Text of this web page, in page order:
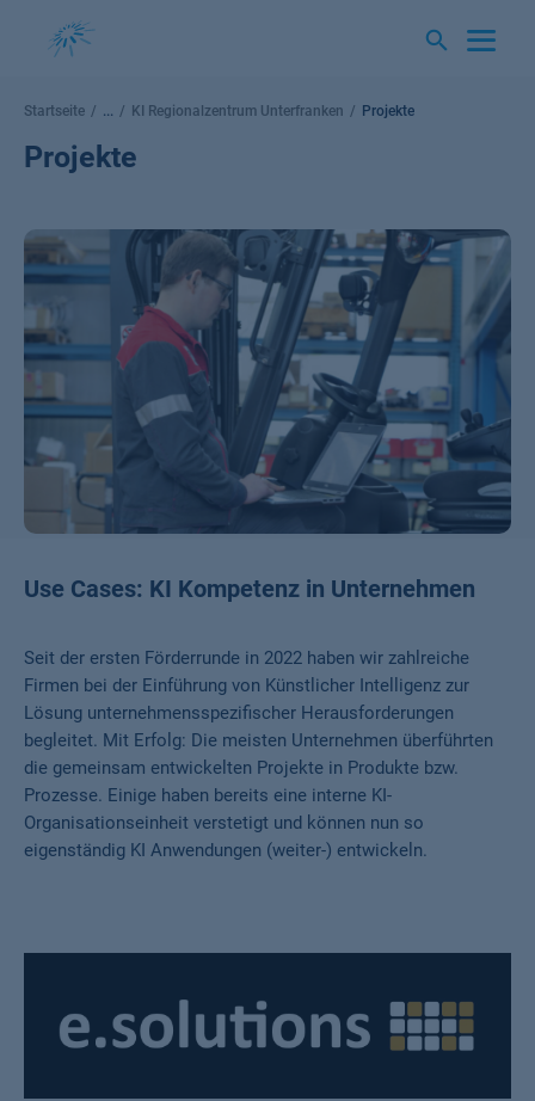
Startseite ... KI Regionalzentrum Unterfranken Projekte
Projekte
Use Cases: KI Kompetenz in Unternehmen
Seit der ersten Förderrunde in 2022 haben wir zahlreiche
Firmen bei der Einführung von Künstlicher Intelligenz zur
Lösung unternehmensspezifischer Herausforderungen
begleitet. Mit Erfolg: Die meisten Unternehmen überführten
die gemeinsam entwickelten Projekte in Produkte bzw.
Prozesse. Einige haben bereits eine interne KI-
Organisationseinheit verstetigt und können nun so
eigenständig KI Anwendungen (weiter-) entwickeln.